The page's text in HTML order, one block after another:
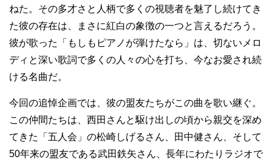
ねた。その多才さと人柄で多くの視聴者を魅了し続けてき
た彼の存在は、まさに紅白の象徴の一つと言えるだろう。
彼が歌った「もしもピアノが弾けたなら」は、切ないメロ
ディと深い歌詞で多くの人々の心を打ち、今なお愛され続
ける名曲だ。
今回の追悼企画では、彼の盟友たちがこの曲を歌い継ぐ。
この仲間たちは、西田さんと駆け出しの頃から親交を深め
てきた「五人会」の松崎しげるさん、田中健さん、そして
50年来の盟友である武田鉄矢さん、長年にわたりラジオで